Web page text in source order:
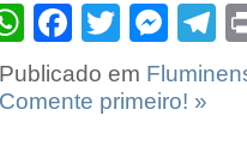
WhatsApp
Facebook
Twitter
Publicado em
Comente primeiro! »